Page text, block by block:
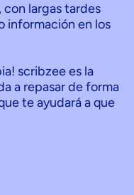
con largas tardes
información en los
scribzee es la
a repasar de forma
te ayudará a que